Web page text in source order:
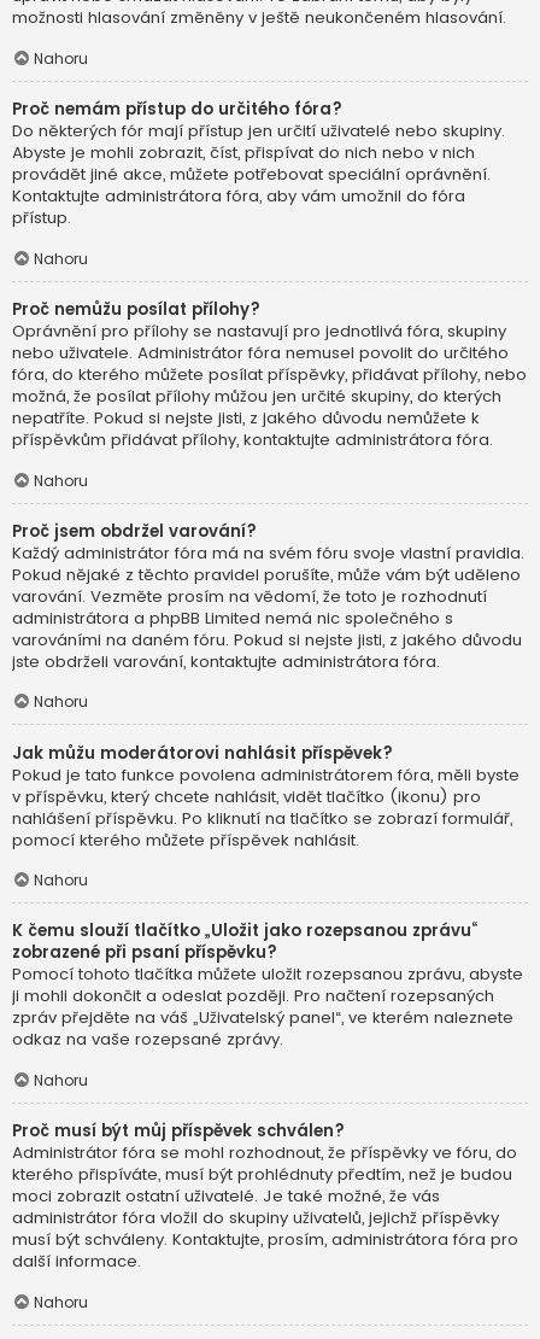
možnosti hlasování změněny v ještě neukončeném hlasování.
Nahoru
Proč nemám přístup do určitého fóra?
Do některých fór mají přístup jen určití uživatelé nebo skupiny.
Abyste je mohli zobrazit, číst, přispívat do nich nebo v nich
provádět jiné akce, můžete potřebovat speciální oprávnění.
Kontaktujte administrátora fóra, aby vám umožnil do fóra
přístup.
Nahoru
Proč nemůžu posílat přílohy?
Oprávnění pro přílohy se nastavují pro jednotlivá fóra, skupiny
nebo uživatele. Administrátor fóra nemusel povolit do určitého
fóra, do kterého můžete posílat příspěvky, přidávat přílohy, nebo
možná, že posílat přílohy můžou jen určité skupiny, do kterých
nepatříte. Pokud si nejste jisti, z jakého důvodu nemůžete k
příspěvkům přidávat přílohy, kontaktujte administrátora fóra.
Nahoru
Proč jsem obdržel varování?
Každý administrátor fóra má na svém fóru svoje vlastní pravidla.
Pokud nějaké z těchto pravidel porušíte, může vám být uděleno
varování. Vezměte prosím na vědomí, že toto je rozhodnutí
administrátora a phpBB Limited nemá nic společného s
varováními na daném fóru. Pokud si nejste jisti, z jakého důvodu
jste obdrželi varování, kontaktujte administrátora fóra.
Nahoru
Jak můžu moderátorovi nahlásit příspěvek?
Pokud je tato funkce povolena administrátorem fóra, měli byste
v příspěvku, který chcete nahlásit, vidět tlačítko (ikonu) pro
nahlášení příspěvku. Po kliknutí na tlačítko se zobrazí formulář,
pomocí kterého můžete příspěvek nahlásit.
Nahoru
K čemu slouží tlačítko „Uložit jako rozepsanou zprávu“
zobrazené při psaní příspěvku?
Pomocí tohoto tlačítka můžete uložit rozepsanou zprávu, abyste
ji mohli dokončit a odeslat později. Pro načtení rozepsaných
zpráv přejděte na váš „Uživatelský panel“, ve kterém naleznete
odkaz na vaše rozepsané zprávy.
Nahoru
Proč musí být můj příspěvek schválen?
Administrátor fóra se mohl rozhodnout, že příspěvky ve fóru, do
kterého přispíváte, musí být prohlédnuty předtím, než je budou
moci zobrazit ostatní uživatelé. Je také možné, že vás
administrátor fóra vložil do skupiny uživatelů, jejichž příspěvky
musí být schváleny. Kontaktujte, prosím, administrátora fóra pro
další informace.
Nahoru